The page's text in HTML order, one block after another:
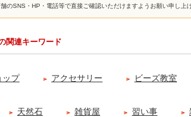
のSNS・HP・電話等で直接ご確認いただけますようお願い申し上
関連キーワード
ップ アクセサリー ビーズ教室
天然石 雑貨屋 習い事